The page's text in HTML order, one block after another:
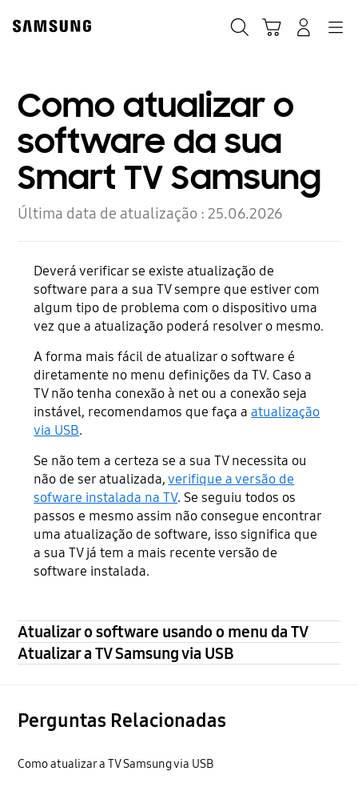
content
accessibility
Como atualizar o
software da sua
Smart TV Samsung
Última data de atualização :25.06.2026
Deverá verificar se existe atualização de
software para a sua TV sempre que estiver com
algum tipo de problema com o dispositivo uma
vez que a atualização poderá resolver o mesmo.
A forma mais fácil de atualizar o software é
diretamente no menu definições da TV. Caso a
TV não tenha conexão à net ou a conexão seja
instável, recomendamos que faça aatualização
via USB.
Se não tem a certeza se a sua TV necessita ou
não de ser atualizada,verifique a versão de
sofware instalada na TV. Se seguiu todos os
passos e mesmo assim não consegue encontrar
uma atualização de software, isso significa que
a sua TV já tem a mais recente versão de
software instalada.
Atualizar o software usando o menu da TV
Atualizar a TV Samsung via USB
Perguntas Relacionadas
Como atualizar a TV Samsung via USB